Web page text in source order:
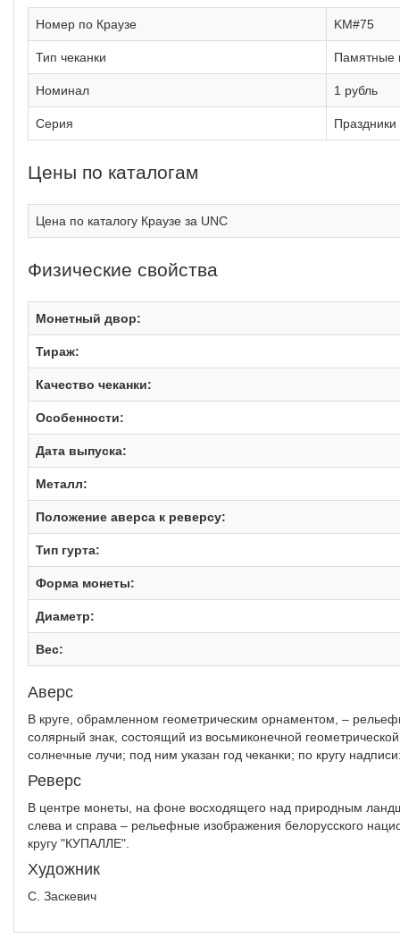
Номер по Краузе KM#75
Тип чеканки Памятные
Номинал 1 рубль
Серия
Цены по каталогам
Цена по каталогу Краузе за UNC
Физические свойства
Монетный двор:
Тираж:
Качество чеканки:
Особенности:
Дата выпуска:
Металл:
Положение аверса к реверсу:
Тип гурта:
Форма монеты:
Диаметр:
Вес:
Аверс
В круге, обрамленном геометрическим орнаментом, –
солярный знак, состоящий из восьмиконечной
солнечные лучи; под ним указан год чеканки; по кругу
Реверс
В центре монеты, на фоне восходящего над природным
слева и справа – рельефные изображения белорусского
кругу "КУПАЛЛЕ".
Художник
С. Заскевич